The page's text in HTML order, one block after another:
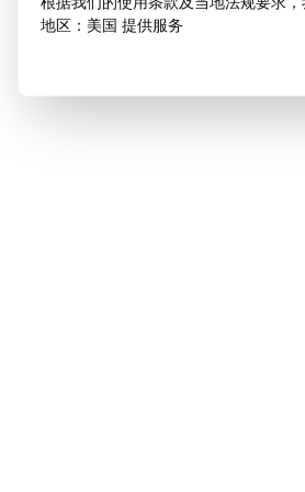
地区：美国 提供服务